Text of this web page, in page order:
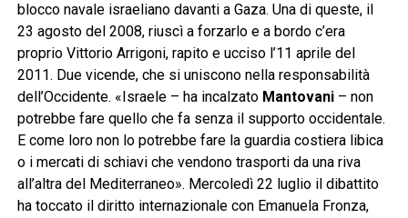
blocco navale israeliano davanti a Gaza. Una di queste, il
23 agosto del 2008, riuscì a forzarlo e a bordo c’era
proprio Vittorio Arrigoni, rapito e ucciso l’11 aprile del
2011. Due vicende, che si uniscono nella responsabilità
dell’Occidente. «Israele – ha incalzato Mantovani– non
potrebbe fare quello che fa senza il supporto occidentale.
E come loro non lo potrebbe fare la guardia costiera libica
o i mercati di schiavi che vendono trasporti da una riva
all’altra del Mediterraneo». Mercoledì 22 luglio il dibattito
ha toccato il diritto internazionale con Emanuela Fronza,